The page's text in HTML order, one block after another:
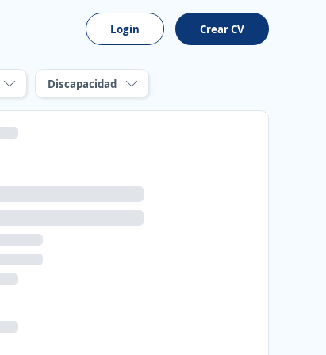
Login Crear CV
Discapacidad